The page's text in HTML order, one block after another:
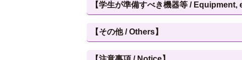
【学生が準備すべき機器等 /
【その他 / Others】